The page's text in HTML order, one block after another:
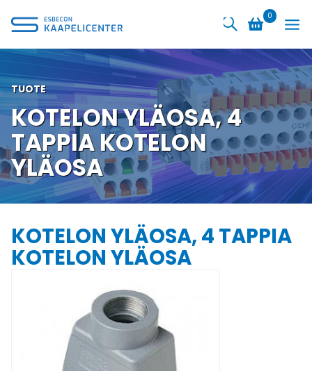
sisältöön
0
TUOTE
KOTELON YLÄOSA, 4
TAPPIA KOTELON
YLÄOSA
KOTELON YLÄOSA, 4 TAPPIA
KOTELON YLÄOSA